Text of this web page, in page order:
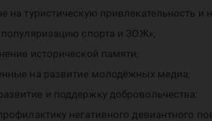
туристическую привлекательность и
спорта и ЗОЖ»;
исторической памяти;
на развитие молодёжных медиа;
и поддержку добровольчества;
негативного девиантного